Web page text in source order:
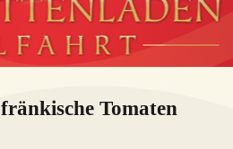
fränkische Tomaten